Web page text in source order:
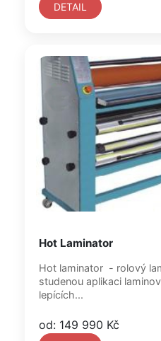
DETAIL
Hot Laminator
Hot laminator - rolový
studenou aplikaci
lepících...
od: 149 990 Kč